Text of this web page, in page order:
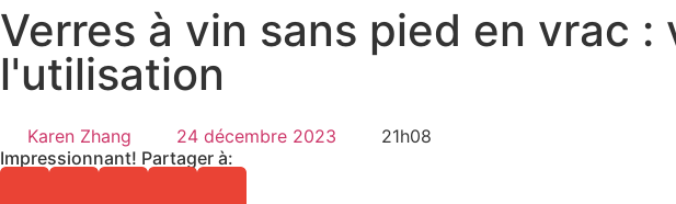
Verres à vin sans pied en vrac
l'utilisation
Karen Zhang 24 décembre 2023
21h08
Impressionnant! Partager à: